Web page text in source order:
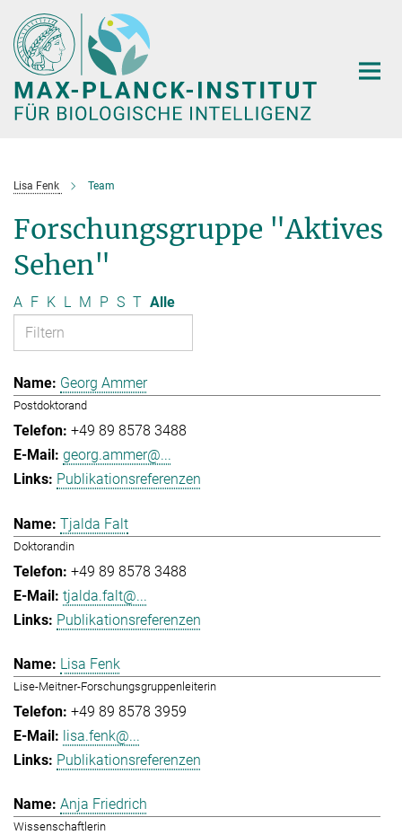
Hauptinhalt
Lisa Fenk Team
Forschungsgruppe "Aktives
Sehen"
A F K L M P S T Alle
Georg Ammer
Postdoktorand
+49 89 8578 3488
georg.ammer@...
Publikationsreferenzen
Tjalda Falt
Doktorandin
+49 89 8578 3488
tjalda.falt@...
Publikationsreferenzen
Lisa Fenk
Lise-Meitner-Forschungsgruppenleiterin
+49 89 8578 3959
lisa.fenk@...
Publikationsreferenzen
Anja Friedrich
Wissenschaftlerin